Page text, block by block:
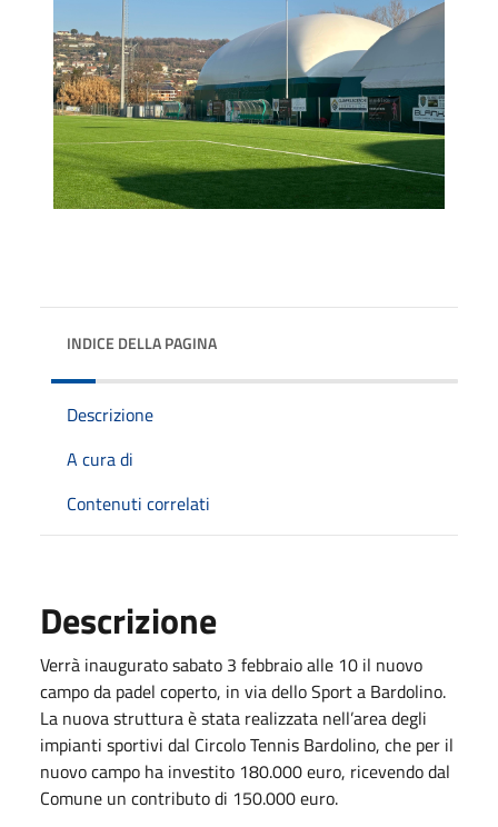
INDICE DELLA PAGINA
Descrizione
A cura di
Contenuti correlati
Descrizione
Verrà inaugurato sabato 3 febbraio alle 10 il nuovo
campo da padel coperto, in via dello Sport a Bardolino.
La nuova struttura è stata realizzata nell’area degli
impianti sportivi dal Circolo Tennis Bardolino, che per il
nuovo campo ha investito 180.000 euro, ricevendo dal
Comune un contributo di 150.000 euro.